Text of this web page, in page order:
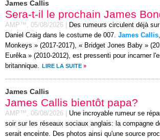
James Callis
Sera-t-il le prochain James
AMP™, 05/08/2026
Des rumeurs circulent déjà
Daniel Craig dans le costume de 007. James Callis
Monkeys » (2017-2017), « Bridget Jones Baby »
Eurêka » (2010-2012), est pressenti pour incarner
britannique.
LIRE LA SUITE »
James Callis
James Callis bientôt papa?
AMP™, 06/08/2026
Une incroyable rumeur se
soir sur les réseaux sociaux anglais: la compagne
serait enceinte. Des photos ainsi qu'une source